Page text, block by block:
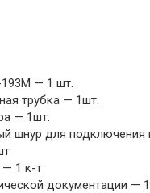
— 1 шт.
трубка — 1шт.
— 1шт.
шнур для подключения
1 к-т
документации —